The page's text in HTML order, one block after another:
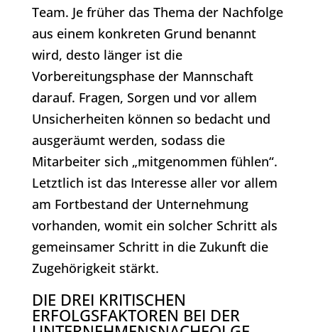
Team. Je früher das Thema der Nachfolge
aus einem konkreten Grund benannt
wird, desto länger ist die
Vorbereitungsphase der Mannschaft
darauf. Fragen, Sorgen und vor allem
Unsicherheiten können so bedacht und
ausgeräumt werden, sodass die
Mitarbeiter sich „mitgenommen fühlen“.
Letztlich ist das Interesse aller vor allem
am Fortbestand der Unternehmung
vorhanden, womit ein solcher Schritt als
gemeinsamer Schritt in die Zukunft die
Zugehörigkeit stärkt.
DIE DREI KRITISCHEN
ERFOLGSFAKTOREN BEI DER